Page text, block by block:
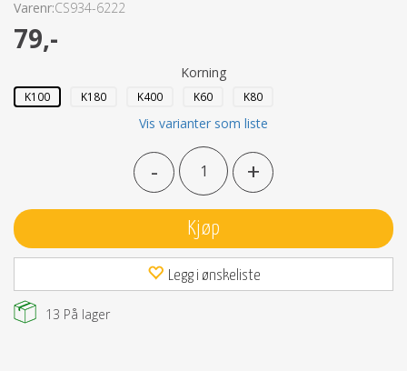
Varenr:CS934-6222
79,-
Korning
K100 K180 K400 K60 K80
Vis varianter som liste
- +
Kjøp
Legg i ønskeliste
13 På lager